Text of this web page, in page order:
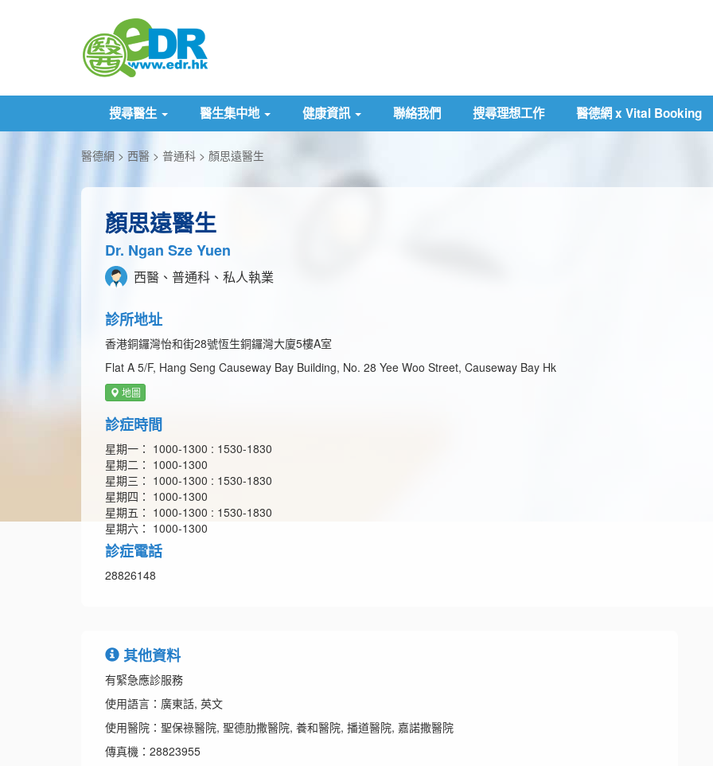
搜尋醫生 醫生集中地 健康資訊 聯絡我們 搜尋理想工作 醫德網 x Vital Booking
醫德網 西醫 普通科 顏思遠醫生
顏思遠醫生
Dr. Ngan Sze Yuen
西醫、普通科、私人執業
診所地址
香港銅鑼灣怡和街28號恆生銅鑼灣大廈5樓A室
Flat A 5/F, Hang Seng Causeway Bay Building, No. 28 Yee Woo Street, Causeway Bay Hk
地圖
診症時間
星期一： 1000-1300 : 1530-1830
星期二： 1000-1300
星期三： 1000-1300 : 1530-1830
星期四： 1000-1300
星期五： 1000-1300 : 1530-1830
星期六： 1000-1300
診症電話
28826148
其他資料
有緊急應診服務
使用語言：廣東話, 英文
使用醫院：聖保祿醫院, 聖德肋撒醫院, 養和醫院, 播道醫院, 嘉諾撒醫院
傳真機：28823955